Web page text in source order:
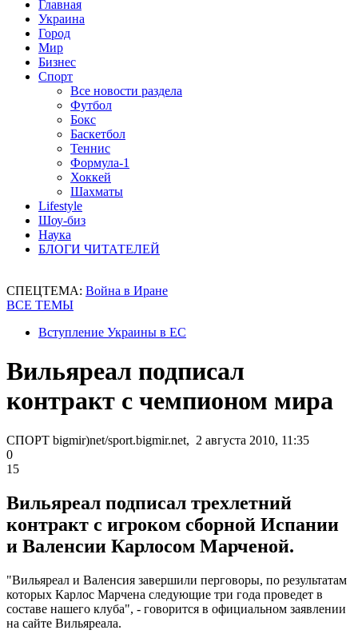
Главная
Украина
Город
Мир
Бизнес
Спорт
Все новости раздела
Футбол
Бокс
Баскетбол
Теннис
Формула-1
Хоккей
Шахматы
Lifestyle
Шоу-биз
Наука
БЛОГИ ЧИТАТЕЛЕЙ
СПЕЦТЕМА: Война в Иране
ВСЕ ТЕМЫ
Вступление Украины в ЕС
Вильяреал подписал
контракт с чемпионом мира
СПОРТ bigmir)net/sport.bigmir.net, 2 августа 2010, 11:35
0
15
Вильяреал подписал трехлетний
контракт с игроком сборной Испании
и Валенсии Карлосом Марченой.
"Вильяреал и Валенсия завершили перговоры, по результатам
которых Карлос Марчена следующие три года проведет в
составе нашего клуба", - говорится в официальном заявлении
на сайте Вильяреала.